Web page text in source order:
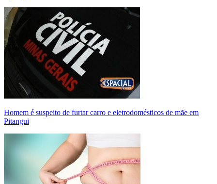
Homem é suspeito de furtar carro e eletrodomésticos de mãe em
Pitangui